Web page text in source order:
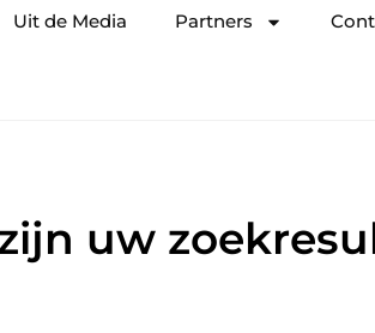
Uit de Media Partners
uw